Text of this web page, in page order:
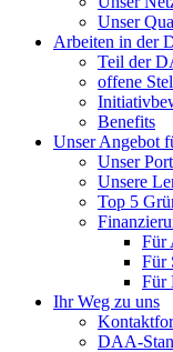
Unser
Arbeiten in der
Teil der
offene
Benefits
Unser Angebot
Unser
Unsere
Top 5
Für
Für
Für
Ihr Weg zu uns
DAA-